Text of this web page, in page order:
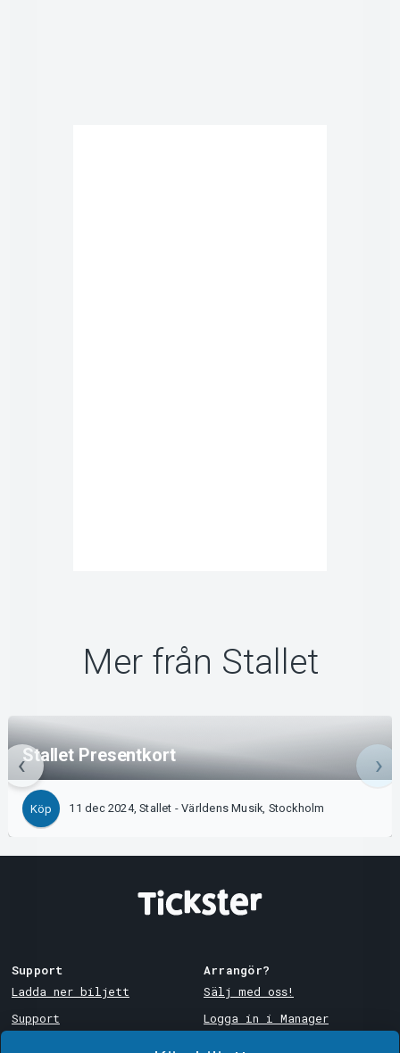
Mer från Stallet
Stallet Presentkort
Köp 11 dec 2024, Stallet - Världens Musik, Stockholm
Support
Ladda ner biljett
Support
Arrangör?
Sälj med oss!
Logga in i Manager